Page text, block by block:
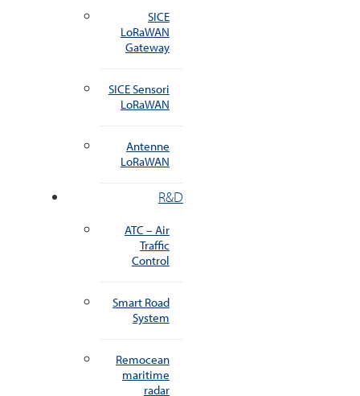
SICE
LoRaWAN
Gateway
SICE Sensori
LoRaWAN
Antenne
LoRaWAN
R&D
ATC – Air
Traffic
Control
Smart Road
System
Remocean
maritime
radar